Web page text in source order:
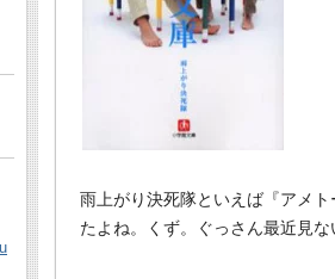
雨上がり決死隊といえば『アメ
たよね。くず。ぐっさん最近見